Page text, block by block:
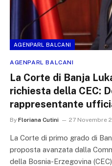
AGENPARL BALCANI
AGENPARL BALCANI
La Corte di Banja
richiesta della CEC:
rappresentante
By Floriana Cutini 27 Novembre
La Corte di primo grado di
proposta avanzata dalla
della Bosnia-Erzegovina